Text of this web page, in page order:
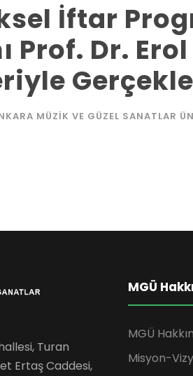
İftar
Prof. Dr. Erol
MÜZIK VE GÜZEL SANATLAR
Turan
Ertaş Caddesi,
MGÜ
MGÜ
Misyon-